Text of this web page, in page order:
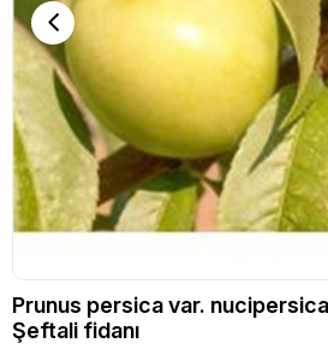
Prunus persica var.
Şeftali fidanı